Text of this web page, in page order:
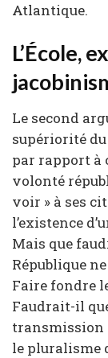
Atlantique.
L’École,
Le second
supériorité
par rapport à
volonté
voir » à ses
l’existence
Mais que
République
Faire fondre
Faudrait-il
transmission
le pluralisme